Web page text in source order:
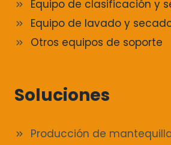
Equipo de clasificación y
Equipo de lavado y
Otros equipos de soporte
Soluciones
Producción de